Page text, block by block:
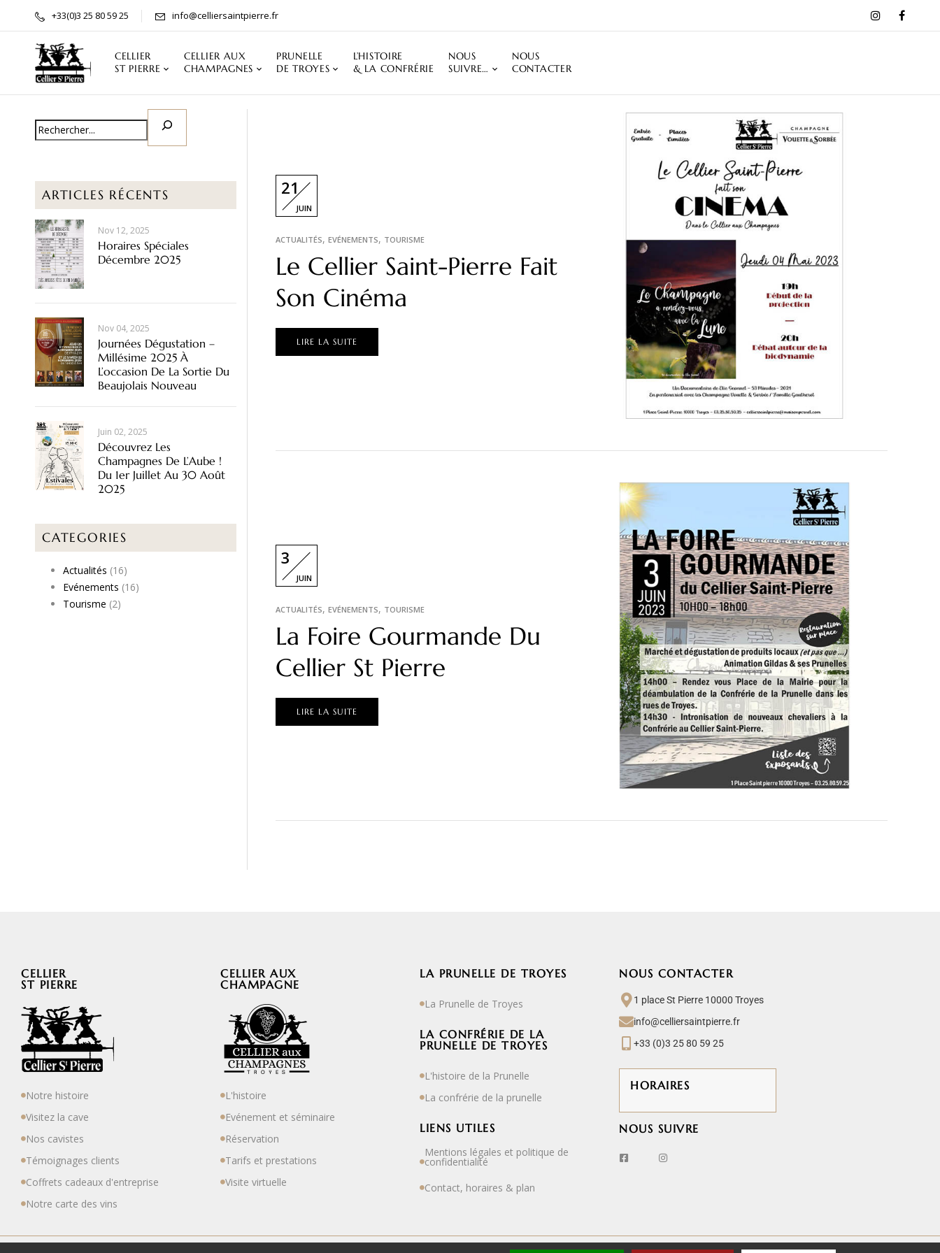
+33(0)3 25 80 59 25 info@celliersaintpierre.fr
CELLIER
ST PIERRE
CELLIER AUX
CHAMPAGNES
PRUNELLE
DE TROYES
L’HISTOIRE
& LA CONFRÉRIE
NOUS
SUIVRE…
NOUS
CONTACTER
ARTICLES RÉCENTS
Nov 12, 2025
Horaires Spéciales
Décembre 2025
Nov 04, 2025
Journées Dégustation –
Millésime 2025 À
L’occasion De La Sortie Du
Beaujolais Nouveau
Juin 02, 2025
Découvrez Les
Champagnes De L’Aube !
Du 1er Juillet Au 30 Août
2025
CATEGORIES
Actualités (16)
Evénements (16)
Tourisme (2)
21
JUIN
ACTUALITÉS, EVÉNEMENTS, TOURISME
Le Cellier Saint-Pierre Fait
Son Cinéma
LIRE LA SUITE
3
JUIN
ACTUALITÉS, EVÉNEMENTS, TOURISME
La Foire Gourmande Du
Cellier St Pierre
LIRE LA SUITE
CELLIER
ST PIERRE
Notre histoire
Visitez la cave
Nos cavistes
Témoignages clients
Coffrets cadeaux d'entreprise
Notre carte des vins
CELLIER AUX
CHAMPAGNE
L'histoire
Evénement et séminaire
Réservation
Tarifs et prestations
Visite virtuelle
LA PRUNELLE DE TROYES
La Prunelle de Troyes
LA CONFRÉRIE DE LA
PRUNELLE DE TROYES
L'histoire de la Prunelle
La confrérie de la prunelle
LIENS UTILES
Mentions légales et politique de
confidentialité
Contact, horaires & plan
NOUS CONTACTER
1 place St Pierre 10000 Troyes
info@celliersaintpierre.fr
+33 (0)3 25 80 59 25
HORAIRES
NOUS SUIVRE
Panneau de gestion des cookies